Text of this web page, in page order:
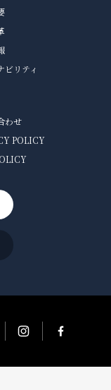
ビリティ
わせ
POLICY